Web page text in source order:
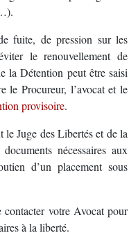
fuite, de pression sur les
le renouvellement de
la Détention peut être saisi
le Procureur, l’avocat et le
provisoire.
Juge des Libertés et de la
nécessaires aux
d’un placement sous
votre Avocat pour
à la liberté.